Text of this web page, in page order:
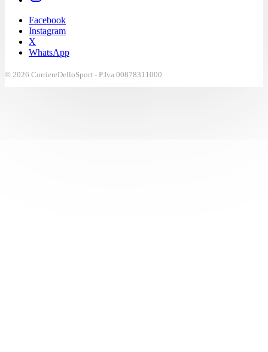
Facebook
Instagram
X
WhatsApp
© 2026 CorriereDelloSport - P.Iva 00878311000